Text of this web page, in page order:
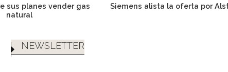
sus planes vender gas
natural
Siemens alista la oferta por
NEWSLETTER